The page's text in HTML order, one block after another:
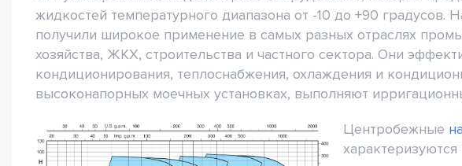
жидкостей температурного диапазона от -10 до +90 градусов.
получили широкое применение в самых разных отраслях
хозяйства, ЖКХ, строительства и частного сектора. Они
кондиционирования, теплоснабжения, охлаждения и
высоконапорных моечных установках, выполняют
Центробежные